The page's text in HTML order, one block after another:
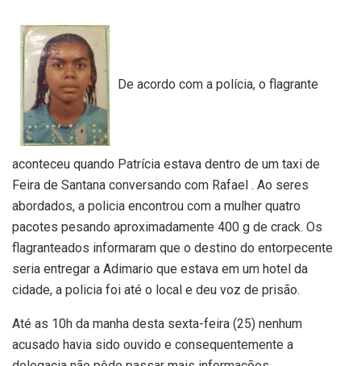
De acordo com a polícia, o flagrante
aconteceu quando Patrícia estava dentro de um taxi de
Feira de Santana conversando com Rafael . Ao seres
abordados, a policia encontrou com a mulher quatro
pacotes pesando aproximadamente 400 g de crack. Os
flagranteados informaram que o destino do entorpecente
seria entregar a Adimario que estava em um hotel da
cidade, a policia foi até o local e deu voz de prisão.
Até as 10h da manha desta sexta-feira (25) nenhum
acusado havia sido ouvido e consequentemente a